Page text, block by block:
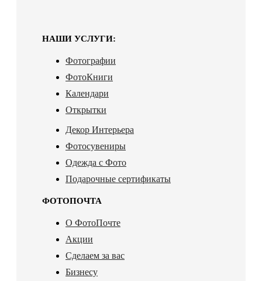
НАШИ УСЛУГИ:
Фотографии
ФотоКниги
Календари
Открытки
Декор Интерьера
Фотосувениры
Одежда с Фото
Подарочные сертификаты
ФОТОПОЧТА
О ФотоПочте
Акции
Сделаем за вас
Бизнесу